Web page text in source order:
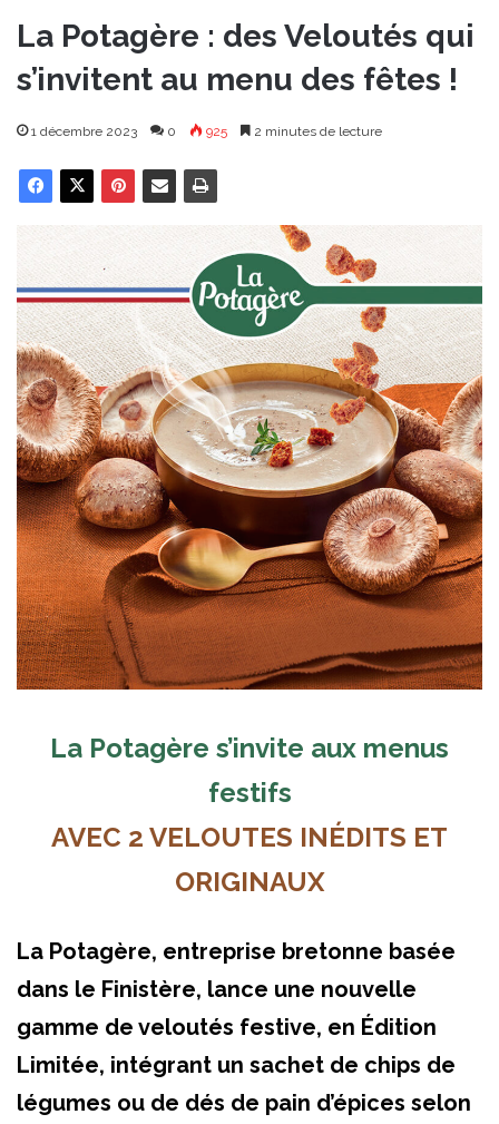
La Potagère : des Veloutés qui
s’invitent au menu des fêtes !
1 décembre 2023 0 925 2 minutes de lecture
La Potagère s’invite aux menus
festifs
AVEC 2 VELOUTES INÉDITS ET
ORIGINAUX
La Potagère, entreprise bretonne basée
dans le Finistère, lance une nouvelle
gamme de veloutés festive, en Édition
Limitée, intégrant un sachet de chips de
légumes ou de dés de pain d’épices selon